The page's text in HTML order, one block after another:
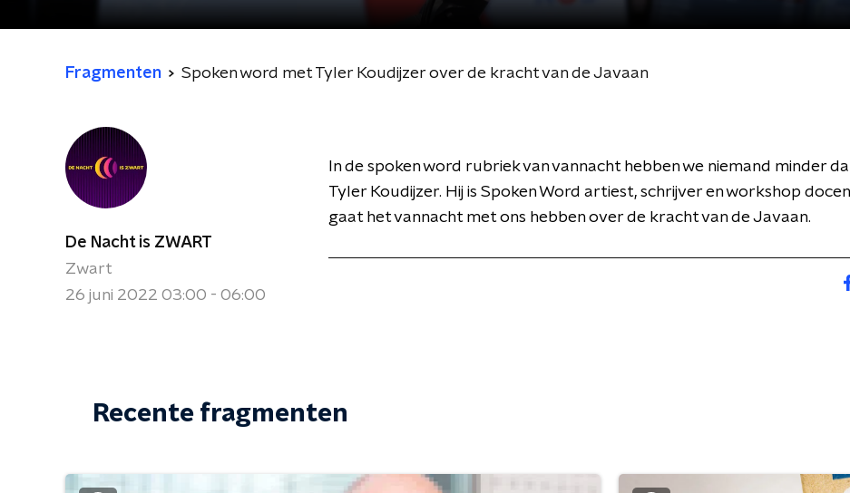
Fragmenten Spoken word met Tyler Koudijzer over de kracht van de Javaan
De Nacht is ZWART
Zwart
26 juni 2022 03:00 - 06:00
In de spoken word rubriek van vannacht hebben we niemand minder
Tyler Koudijzer. Hij is Spoken Word artiest, schrijver en workshop
gaat het vannacht met ons hebben over de kracht van de Javaan.
Recente fragmenten